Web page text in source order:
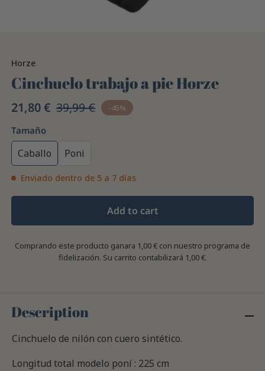
Horze
Cinchuelo trabajo a pie Horze
21,80 € 39,99 € -45%
Tamaño
Caballo Poni
Enviado dentro de 5 a 7 días
Add to cart
Comprando este producto ganara 1,00 € con nuestro programa de
fidelización. Su carrito contabilizará 1,00 €.
Description
Cinchuelo de nilón con cuero sintético.
Longitud total modelo poní : 225 cm